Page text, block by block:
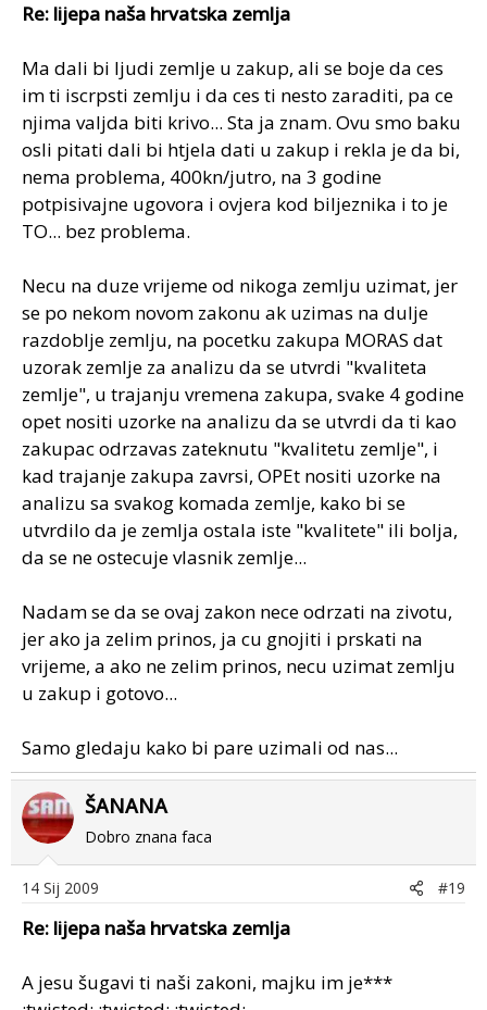
Re: lijepa naša hrvatska zemlja
Ma dali bi ljudi zemlje u zakup, ali se boje da ces
im ti iscrpsti zemlju i da ces ti nesto zaraditi, pa ce
njima valjda biti krivo... Sta ja znam. Ovu smo baku
osli pitati dali bi htjela dati u zakup i rekla je da bi,
nema problema, 400kn/jutro, na 3 godine
potpisivajne ugovora i ovjera kod biljeznika i to je
TO... bez problema.
Necu na duze vrijeme od nikoga zemlju uzimat, jer
se po nekom novom zakonu ak uzimas na dulje
razdoblje zemlju, na pocetku zakupa MORAS dat
uzorak zemlje za analizu da se utvrdi "kvaliteta
zemlje", u trajanju vremena zakupa, svake 4 godine
opet nositi uzorke na analizu da se utvrdi da ti kao
zakupac odrzavas zateknutu "kvalitetu zemlje", i
kad trajanje zakupa zavrsi, OPEt nositi uzorke na
analizu sa svakog komada zemlje, kako bi se
utvrdilo da je zemlja ostala iste "kvalitete" ili bolja,
da se ne ostecuje vlasnik zemlje...
Nadam se da se ovaj zakon nece odrzati na zivotu,
jer ako ja zelim prinos, ja cu gnojiti i prskati na
vrijeme, a ako ne zelim prinos, necu uzimat zemlju
u zakup i gotovo...
Samo gledaju kako bi pare uzimali od nas...
ŠANANA
Dobro znana faca
14 Sij 2009 #19
Re: lijepa naša hrvatska zemlja
A jesu šugavi ti naši zakoni, majku im je***